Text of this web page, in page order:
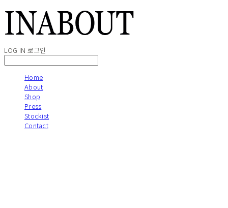
LOG IN 로그인
Home
About
Shop
Press
Stockist
Contact